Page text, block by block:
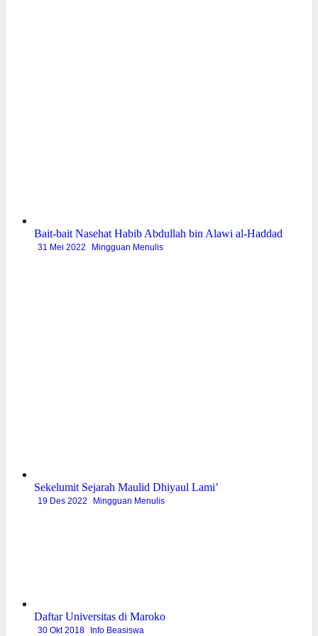
Bait-bait Nasehat Habib Abdullah bin Alawi al-Haddad
31 Mei 2022 Mingguan Menulis
Sekelumit Sejarah Maulid Dhiyaul Lami’
19 Des 2022 Mingguan Menulis
Daftar Universitas di Maroko
30 Okt 2018 Info Beasiswa